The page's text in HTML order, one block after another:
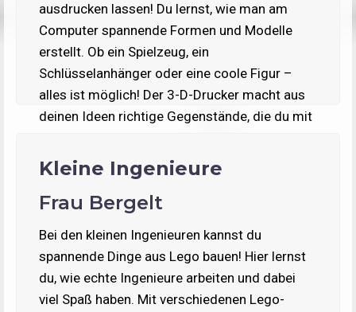
ausdrucken lassen! Du lernst, wie man am
Computer spannende Formen und Modelle
erstellt. Ob ein Spielzeug, ein
Schlüsselanhänger oder eine coole Figur –
alles ist möglich! Der 3-D-Drucker macht aus
deinen Ideen richtige Gegenstände, die du mit
entdecke die spannende Welt des 3-D-Drucks!
Kleine Ingenieure
Frau Bergelt
Bei den kleinen Ingenieuren kannst du
spannende Dinge aus Lego bauen! Hier lernst
du, wie echte Ingenieure arbeiten und dabei
viel Spaß haben. Mit verschiedenen Lego-